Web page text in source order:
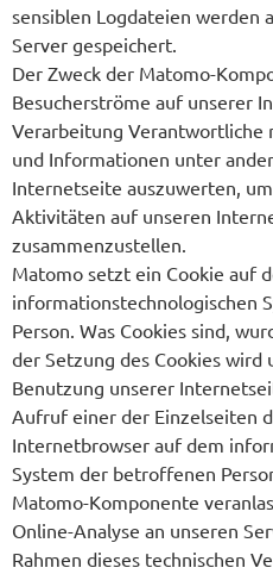
sensiblen Logdateien werden
Server gespeichert.
Der Zweck der Matomo-
Besucherströme auf unserer
Verarbeitung Verantwortliche
und Informationen unter
Internetseite auszuwerten,
Aktivitäten auf unseren
zusammenzustellen.
Matomo setzt ein Cookie auf
informationstechnologischen
Person. Was Cookies sind,
der Setzung des Cookies wird
Benutzung unserer
Aufruf einer der Einzelseiten
Internetbrowser auf dem
System der betroffenen
Matomo-Komponente
Online-Analyse an unseren
Rahmen dieses technischen